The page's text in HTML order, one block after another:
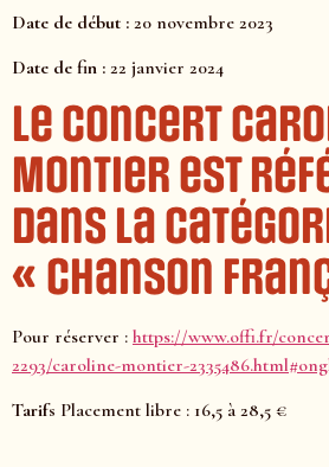
Date de début : 20 novembre 2023
Date de fin : 22 janvier 2024
Le concert
Montierest
dans la
« chanson
Pour réserver : https://www.offi.fr/
2293/caroline-montier-
Tarifs Placement libre : 16,5 à 28,5 €